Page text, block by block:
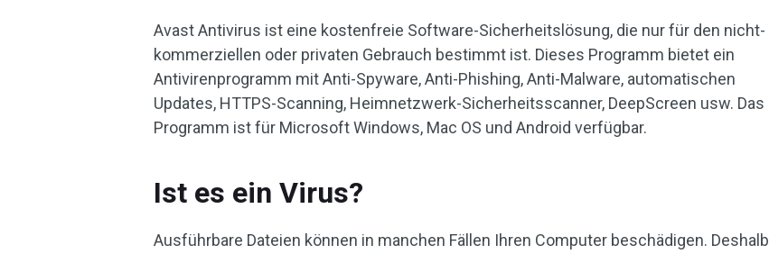
Avast Antivirus ist eine kostenfreie Software-Sicherheitslösung, die nur für den nicht-
kommerziellen oder privaten Gebrauch bestimmt ist. Dieses Programm bietet ein
Antivirenprogramm mit Anti-Spyware, Anti-Phishing, Anti-Malware, automatischen
Updates, HTTPS-Scanning, Heimnetzwerk-Sicherheitsscanner, DeepScreen usw. Das
Programm ist für Microsoft Windows, Mac OS und Android verfügbar.
Ist es ein Virus?
Ausführbare Dateien können in manchen Fällen Ihren Computer beschädigen. Deshalb